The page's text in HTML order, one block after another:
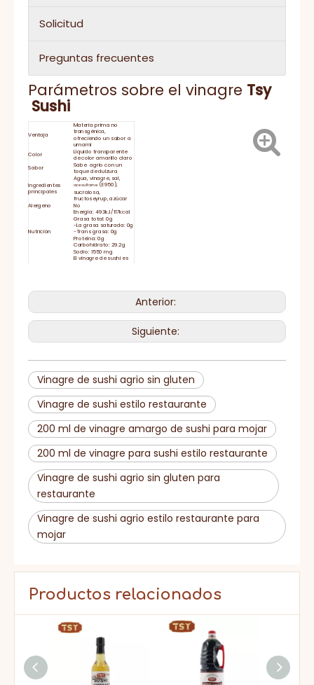
Solicitud
Preguntas frecuentes
Parámetros sobre el vinagre Tsy
Sushi
Ventaja
Materia prima no
transgénica,
ofreciendo un sabor a
umami
Color
Líquido transparente
de color amarillo claro
Sabor Sabe agrio con un
toque de dulzura
Ingredientes
principales
Agua, vinagre, sal,
acesulfame (E950),
sucralosa,
fructoseyrup, azúcar
Alergeno
No
Nutrición
Energía: 493kJ/117kcal
Grasa total: 0g
-La grasa saturada: 0g
-Trans grasa: 0g
Proteína: 0g
Carbohidrato: 29.2g
Sodio: 1550 mg
El vinagre de sushi es
que el arroz sea más
Duración
El tiempo de
Certificado
Anterior:
Siguiente:
Vinagre de sushi agrio sin gluten
Vinagre de sushi estilo restaurante
200 ml de vinagre amargo de sushi para mojar
200 ml de vinagre para sushi estilo restaurante
Vinagre de sushi agrio sin gluten para
restaurante
Vinagre de sushi agrio estilo restaurante para
mojar
Productos relacionados